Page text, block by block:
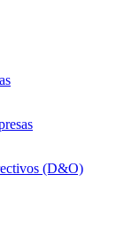
(D&O)